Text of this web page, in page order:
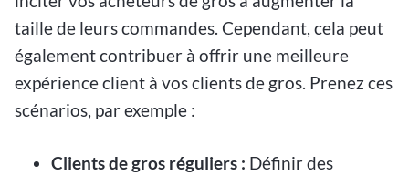
taille de leurs commandes. Cependant, cela peut
également contribuer à offrir une meilleure
expérience client à vos clients de gros. Prenez ces
scénarios, par exemple :
Clients de gros réguliers : Définir des